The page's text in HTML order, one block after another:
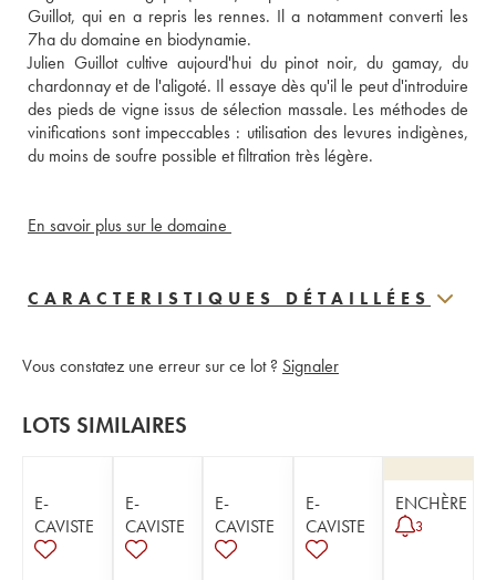
Guillot, qui en a repris les rennes. Il a notamment converti les
7ha du domaine en biodynamie.
Julien Guillot cultive aujourd'hui du pinot noir, du gamay, du
chardonnay et de l'aligoté. Il essaye dès qu'il le peut d'introduire
des pieds de vigne issus de sélection massale. Les méthodes de
vinifications sont impeccables : utilisation des levures indigènes,
du moins de soufre possible et filtration très légère.
En savoir plus sur le domaine
CARACTERISTIQUES DÉTAILLÉES
Vous constatez une erreur sur ce lot ? Signaler
LOTS SIMILAIRES
E-
CAVISTE
E-
CAVISTE
E-
CAVISTE
E-
CAVISTE
ENCHÈRE
3